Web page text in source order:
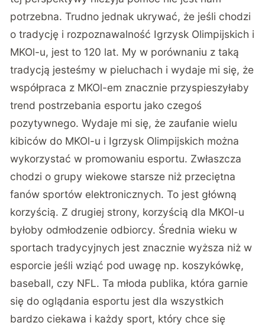
potrzebna. Trudno jednak ukrywać, że jeśli chodzi
o tradycję i rozpoznawalność Igrzysk Olimpijskich i
MKOl-u, jest to 120 lat. My w porównaniu z taką
tradycją jesteśmy w pieluchach i wydaje mi się, że
współpraca z MKOl-em znacznie przyspieszyłaby
trend postrzebania esportu jako czegoś
pozytywnego. Wydaje mi się, że zaufanie wielu
kibiców do MKOl-u i Igrzysk Olimpijskich można
wykorzystać w promowaniu esportu. Zwłaszcza
chodzi o grupy wiekowe starsze niż przeciętna
fanów sportów elektronicznych. To jest główną
korzyścią. Z drugiej strony, korzyścią dla MKOl-u
byłoby odmłodzenie odbiorcy. Średnia wieku w
sportach tradycyjnych jest znacznie wyższa niż w
esporcie jeśli wziąć pod uwagę np. koszykówkę,
baseball, czy NFL. Ta młoda publika, która garnie
się do oglądania esportu jest dla wszystkich
bardzo ciekawa i każdy sport, który chce się